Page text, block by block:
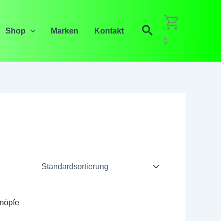
Shop Marken Kontakt Suchen
0